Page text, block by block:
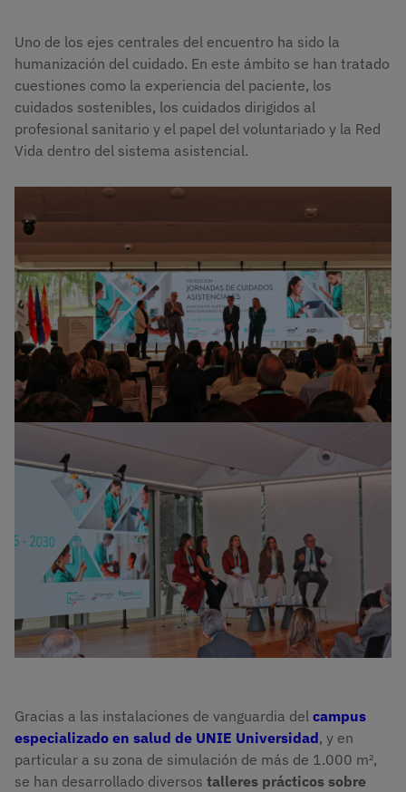
Uno de los ejes centrales del encuentro ha sido la
humanización del cuidado. En este ámbito se han tratado
cuestiones como la experiencia del paciente, los
cuidados sostenibles, los cuidados dirigidos al
profesional sanitario y el papel del voluntariado y la Red
Vida dentro del sistema asistencial.
Imagen
Gracias a las instalaciones de vanguardia del campus
especializado en salud de UNIE Universidad, y en
particular a su zona de simulación de más de 1.000 m²,
se han desarrollado diversos talleres prácticos sobre